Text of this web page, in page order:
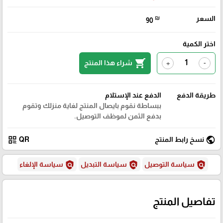
السعر 90 ₪
اختر الكمية
-
+
shopping_cart شراء هذا المنتج
طريقة الدفع
الدفع عند الإستلام
ببساطة نقوم بايصال المنتج لغاية منزلك وتقوم
بدفع الثمن لموظف التوصيل.
public نسخ رابط المنتج QR
qr_code
policy سياسة التوصيل policy سياسة التبديل policy سياسة الإلغاء
تفاصيل المنتج